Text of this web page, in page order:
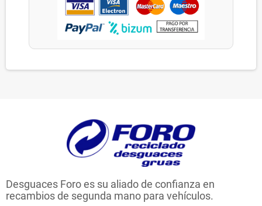
Desguaces Foro es su aliado de confianza en
recambios de segunda mano para vehículos.